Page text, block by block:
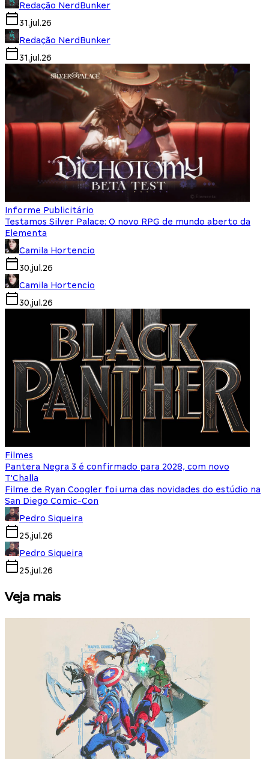
Redação NerdBunker
31.jul.26
Redação NerdBunker
31.jul.26
Informe Publicitário
Testamos Silver Palace: O novo RPG de mundo aberto da
Elementa
Camila Hortencio
30.jul.26
Camila Hortencio
30.jul.26
Filmes
Pantera Negra 3 é confirmado para 2028, com novo
T'Challa
Filme de Ryan Coogler foi uma das novidades do estúdio na
San Diego Comic-Con
Pedro Siqueira
25.jul.26
Pedro Siqueira
25.jul.26
Veja mais